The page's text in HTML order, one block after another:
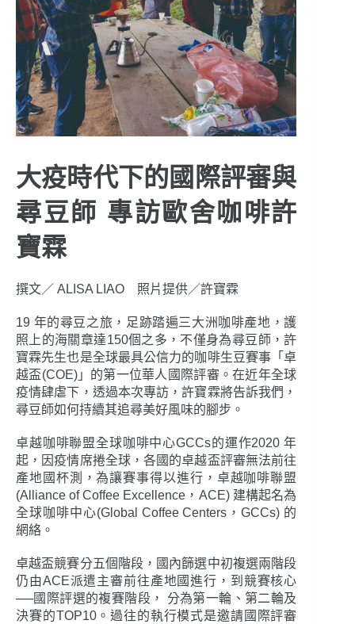
大疫時代下的國際評審與
尋豆師 專訪歐舍咖啡許
寶霖
撰文／ ALISA LIAO 照片提供／許寶霖
19 年的尋豆之旅，足跡踏遍三大洲咖啡產地，護
照上的海關章達150個之多，不僅身為尋豆師，許
寶霖先生也是全球最具公信力的咖啡生豆賽事「卓
越盃(COE)」的第一位華人國際評審。在近年全球
疫情肆虐下，透過本次專訪，許寶霖將告訴我們，
尋豆師如何持續其追尋美好風味的腳步。
卓越咖啡聯盟全球咖啡中心GCCs的運作2020 年
起，因疫情席捲全球，各國的卓越盃評審無法前往
產地國杯測，為讓賽事得以進行，卓越咖啡聯盟
(Alliance of Coffee Excellence，ACE) 建構起名為
全球咖啡中心(Global Coffee Centers，GCCs) 的
網絡。
卓越盃競賽分五個階段，國內篩選中初複選兩階段
仍由ACE派遣主審前往產地國進行，到競賽核心
──國際評選的複賽階段， 分為第一輪、第二輪及
決賽的TOP10。過往的執行模式是邀請國際評審